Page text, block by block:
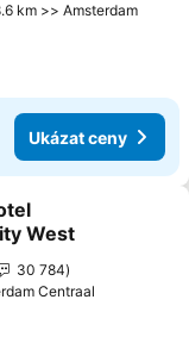
km >> Amsterdam
Ukázat ceny
oblíbených
West
30 784
Centraal